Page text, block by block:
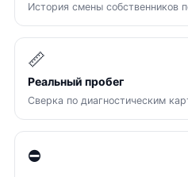
История смены собственников
📏
Реальный пробег
Сверка по диагностическим
⛔